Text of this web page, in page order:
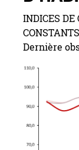
INDICES DE
Dernière